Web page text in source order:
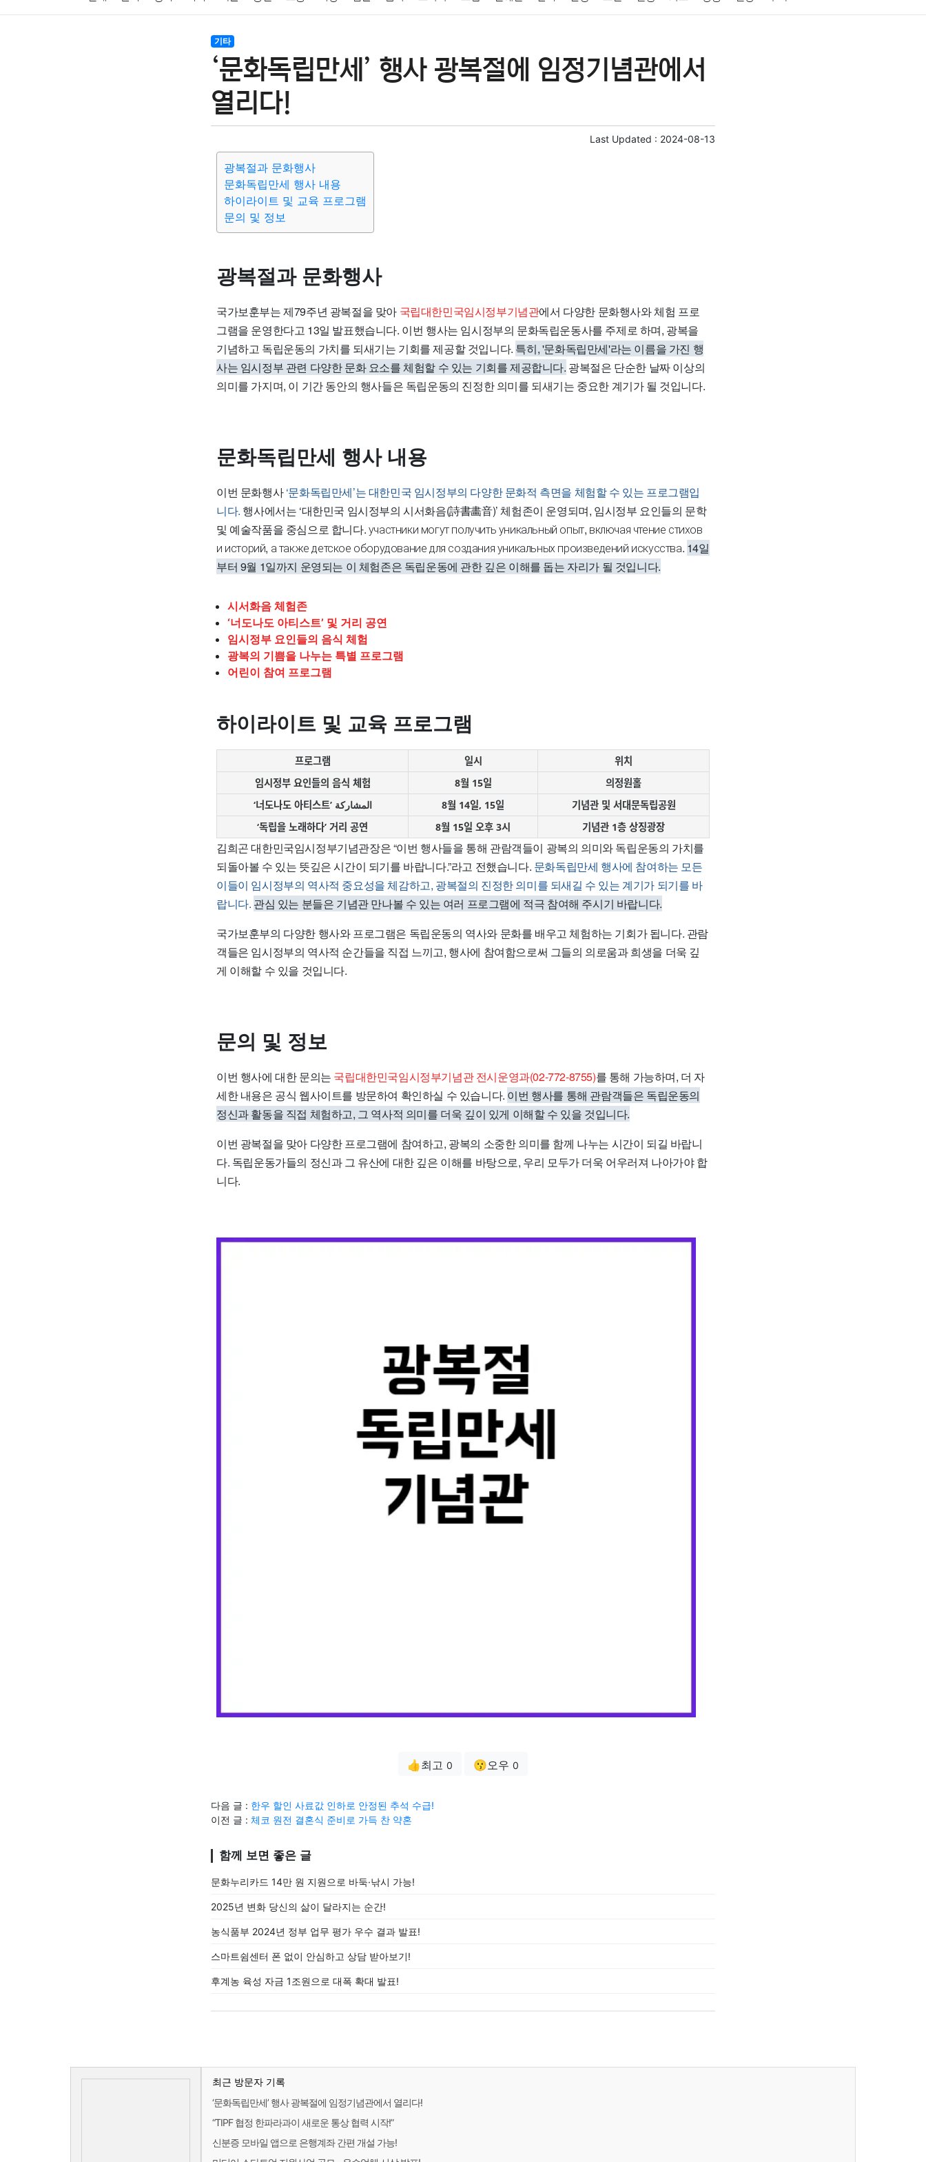
결혼 육아
기술 종교 사회 정치 건강 의료 의학 경제 마케팅 부동산 외국어 교육 교통 생활
기타
‘문화독립만세’ 행사 광복절에 임정기념관에서
열리다!
Last Updated : 2024-08-13
광복절과 문화행사
문화독립만세 행사 내용
하이라이트 및 교육 프로그램
문의 및 정보
광복절과 문화행사
국가보훈부는 제79주년 광복절을 맞아 국립대한민국임시정부기념관에서 다양한 문화행사와 체험 프로
그램을 운영한다고 13일 발표했습니다. 이번 행사는 임시정부의 문화독립운동사를 주제로 하며, 광복을
기념하고 독립운동의 가치를 되새기는 기회를 제공할 것입니다. 특히, '문화독립만세'라는 이름을 가진 행
사는 임시정부 관련 다양한 문화 요소를 체험할 수 있는 기회를 제공합니다. 광복절은 단순한 날짜 이상의
의미를 가지며, 이 기간 동안의 행사들은 독립운동의 진정한 의미를 되새기는 중요한 계기가 될 것입니다.
문화독립만세 행사 내용
이번 문화행사‘문화독립만세’는 대한민국 임시정부의 다양한 문화적 측면을 체험할 수 있는 프로그램입
니다. 행사에서는 ‘대한민국 임시정부의 시서화음(詩書畵音)’ 체험존이 운영되며, 임시정부 요인들의 문학
및 예술작품을 중심으로 합니다. участники могут получить уникальный опыт, включая чтение стихов
и историй, а также детское оборудование для создания уникальных произведений искусства. 14일
부터 9월 1일까지 운영되는 이 체험존은 독립운동에 관한 깊은 이해를 돕는 자리가 될 것입니다.
시서화음 체험존
‘너도나도 아티스트’ 및 거리 공연
임시정부 요인들의 음식 체험
광복의 기쁨을 나누는 특별 프로그램
어린이 참여 프로그램
하이라이트 및 교육 프로그램
프로그램 일시
위치
임시정부 요인들의 음식 체험
8월 15일
의정원홀
‘너도나도 아티스트’ المشاركة
8월 14일, 15일
기념관 및 서대문독립공원
‘독립을 노래하다’ 거리 공연
8월 15일 오후 3시 기념관 1층 상징광장
김희곤 대한민국임시정부기념관장은 “이번 행사들을 통해 관람객들이 광복의 의미와 독립운동의 가치를
되돌아볼 수 있는 뜻깊은 시간이 되기를 바랍니다.”라고 전했습니다. 문화독립만세 행사에 참여하는 모든
이들이 임시정부의 역사적 중요성을 체감하고, 광복절의 진정한 의미를 되새길 수 있는 계기가 되기를 바
랍니다. 관심 있는 분들은 기념관 만나볼 수 있는 여러 프로그램에 적극 참여해 주시기 바랍니다.
국가보훈부의 다양한 행사와 프로그램은 독립운동의 역사와 문화를 배우고 체험하는 기회가 됩니다. 관람
객들은 임시정부의 역사적 순간들을 직접 느끼고, 행사에 참여함으로써 그들의 의로움과 희생을 더욱 깊
게 이해할 수 있을 것입니다.
문의 및 정보
이번 행사에 대한 문의는 국립대한민국임시정부기념관 전시운영과(02-772-8755)를 통해 가능하며, 더 자
세한 내용은 공식 웹사이트를 방문하여 확인하실 수 있습니다. 이번 행사를 통해 관람객들은 독립운동의
정신과 활동을 직접 체험하고, 그 역사적 의미를 더욱 깊이 있게 이해할 수 있을 것입니다.
이번 광복절을 맞아 다양한 프로그램에 참여하고, 광복의 소중한 의미를 함께 나누는 시간이 되길 바랍니
다. 독립운동가들의 정신과 그 유산에 대한 깊은 이해를 바탕으로, 우리 모두가 더욱 어우러져 나아가야 합
니다.
👍최고 0 😗오우 0
다음 글 : 한우 할인 사료값 인하로 안정된 추석 수급!
이전 글 : 체코 원전 결혼식 준비로 가득 찬 약혼
함께 보면 좋은 글
문화누리카드 14만 원 지원으로 바둑·낚시 가능!
2025년 변화 당신의 삶이 달라지는 순간!
농식품부 2024년 정부 업무 평가 우수 결과 발표!
스마트쉼센터 폰 없이 안심하고 상담 받아보기!
후계농 육성 자금 1조원으로 대폭 확대 발표!
최근 방문자 기록
‘문화독립만세’ 행사 광복절에 임정기념관에서 열리다!
“TIPF 협정 한파라과이 새로운 통상 협력 시작!”
신분증 모바일 앱으로 은행계좌 간편 개설 가능!